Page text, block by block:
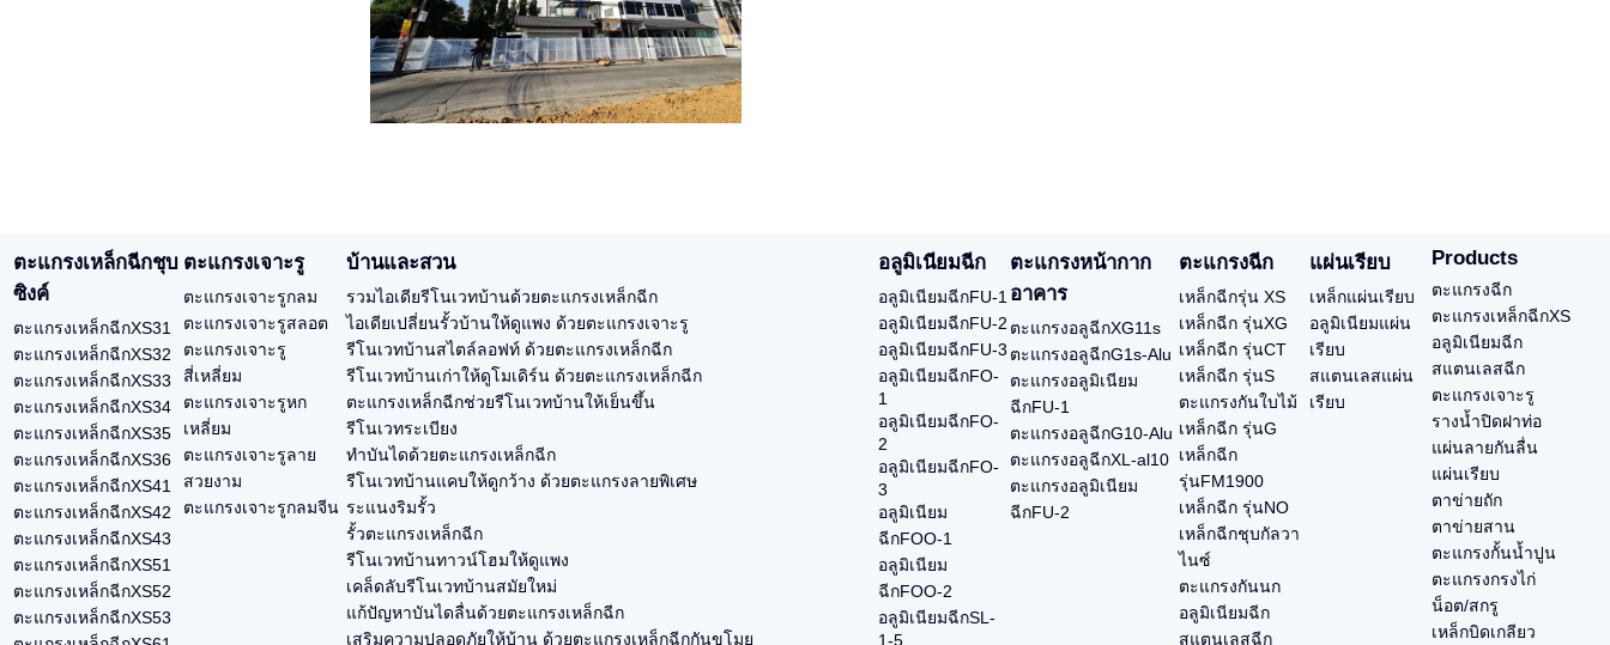
ตะแกรงเหล็กฉีกชุบ
ซิงค์
ตะแกรงเหล็กฉีกXS31
ตะแกรงเหล็กฉีกXS32
ตะแกรงเหล็กฉีกXS33
ตะแกรงเหล็กฉีกXS34
ตะแกรงเหล็กฉีกXS35
ตะแกรงเหล็กฉีกXS36
ตะแกรงเหล็กฉีกXS41
ตะแกรงเหล็กฉีกXS42
ตะแกรงเหล็กฉีกXS43
ตะแกรงเหล็กฉีกXS51
ตะแกรงเหล็กฉีกXS52
ตะแกรงเหล็กฉีกXS53
ตะแกรงเจาะรู
ตะแกรงเจาะรูกลม
ตะแกรงเจาะรูสลอต
ตะแกรงเจาะรู
สี่เหลี่ยม
ตะแกรงเจาะรูหก
เหลี่ยม
ตะแกรงเจาะรูลาย
สวยงาม
ตะแกรงเจาะรูกลมจีน
บ้านและสวน
รวมไอเดียรีโนเวทบ้านด้วยตะแกรงเหล็กฉีก
ไอเดียเปลี่ยนรั้วบ้านให้ดูแพง ด้วยตะแกรงเจาะรู
รีโนเวทบ้านสไตล์ลอฟท์ ด้วยตะแกรงเหล็กฉีก
รีโนเวทบ้านเก่าให้ดูโมเดิร์น ด้วยตะแกรงเหล็กฉีก
ตะแกรงเหล็กฉีกช่วยรีโนเวทบ้านให้เย็นขึ้น
รีโนเวทระเบียง
ทำบันไดด้วยตะแกรงเหล็กฉีก
รีโนเวทบ้านแคบให้ดูกว้าง ด้วยตะแกรงลายพิเศษ
ระแนงริมรั้ว
รั้วตะแกรงเหล็กฉีก
รีโนเวทบ้านทาวน์โฮมให้ดูแพง
เคล็ดลับรีโนเวทบ้านสมัยใหม่
แก้ปัญหาบันไดลื่นด้วยตะแกรงเหล็กฉีก
เสริมความปลอดภัยให้บ้าน ด้วยตะแกรงเหล็กฉีกกันขโมย
อลูมิเนียมฉีก
อลูมิเนียมฉีกFU-1
อลูมิเนียมฉีกFU-2
อลูมิเนียมฉีกFU-3
อลูมิเนียมฉีกFO-
1
อลูมิเนียมฉีกFO-
2
อลูมิเนียมฉีกFO-
3
อลูมิเนียม
ฉีกFOO-1
อลูมิเนียม
ฉีกFOO-2
อลูมิเนียมฉีกSL-
1-5
ตะแกรงหน้ากาก
อาคาร
ตะแกรงอลูฉีกXG11s
ตะแกรงอลูฉีกG1s-Alu
ตะแกรงอลูมิเนียม
ฉีกFU-1
ตะแกรงอลูฉีกG10-Alu
ตะแกรงอลูฉีกXL-al10
ตะแกรงอลูมิเนียม
ฉีกFU-2
ตะแกรงฉีก
เหล็กฉีกรุ่น XS
เหล็กฉีก รุ่นXG
เหล็กฉีก รุ่นCT
เหล็กฉีก รุ่นS
ตะแกรงกันใบไม้
เหล็กฉีก รุ่นG
เหล็กฉีก
รุ่นFM1900
เหล็กฉีก รุ่นNO
เหล็กฉีกชุบกัลวา
ไนซ์
ตะแกรงกันนก
อลูมิเนียมฉีก
สแตนเลสฉีก
แผ่นเรียบ
เหล็กแผ่นเรียบ
อลูมิเนียมแผ่น
เรียบ
สแตนเลสแผ่น
เรียบ
Products
ตะแกรงฉีก
ตะแกรงเหล็กฉีกXS
อลูมิเนียมฉีก
สแตนเลสฉีก
ตะแกรงเจาะรู
รางน้ำปิดฝาท่อ
แผ่นลายกันลื่น
แผ่นเรียบ
ตาข่ายถัก
ตาข่ายสาน
ตะแกรงกั้นน้ำปูน
ตะแกรงกรงไก่
น็อต/สกรู
เหล็กบิดเกลียว